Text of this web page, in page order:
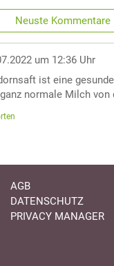
Neuste Kommentare
um 12:36 Uhr
ist eine
normale Milch
AGB
DATENSCHUTZ
PRIVACY MANAGER